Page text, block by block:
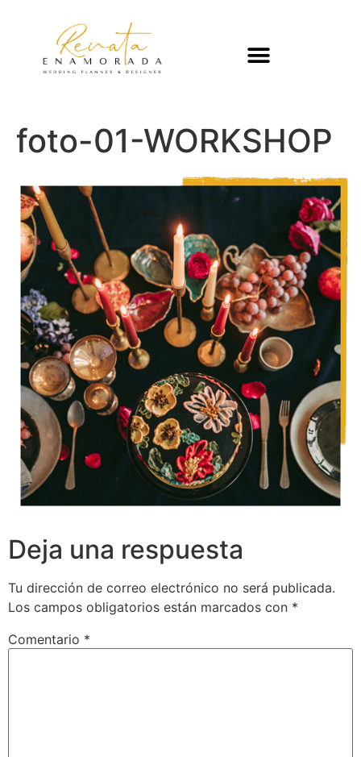
foto-01-WORKSHOP
Deja una respuesta
Tu dirección de correo electrónico no será publicada.
Los campos obligatorios están marcados con *
Comentario *